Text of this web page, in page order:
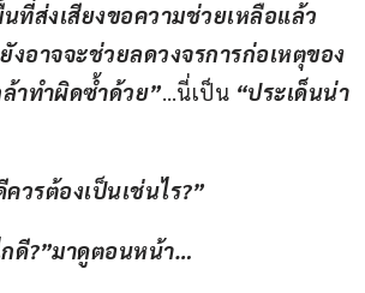
ที่ส่งเสียงขอความช่วยเหลือแล้ว
อาจจะช่วยลดวงจรการก่อเหตุของ
าทำผิดซ้ำด้วย”…นี่เป็น “ประเด็นน่า
วรต้องเป็นเช่นไร?”
ดี?”มาดูตอนหน้า…